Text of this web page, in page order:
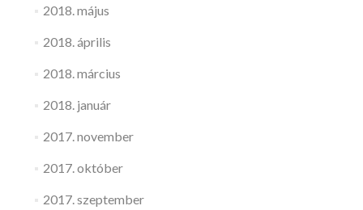
2018. május
2018. április
2018. március
2018. január
2017. november
2017. október
2017. szeptember